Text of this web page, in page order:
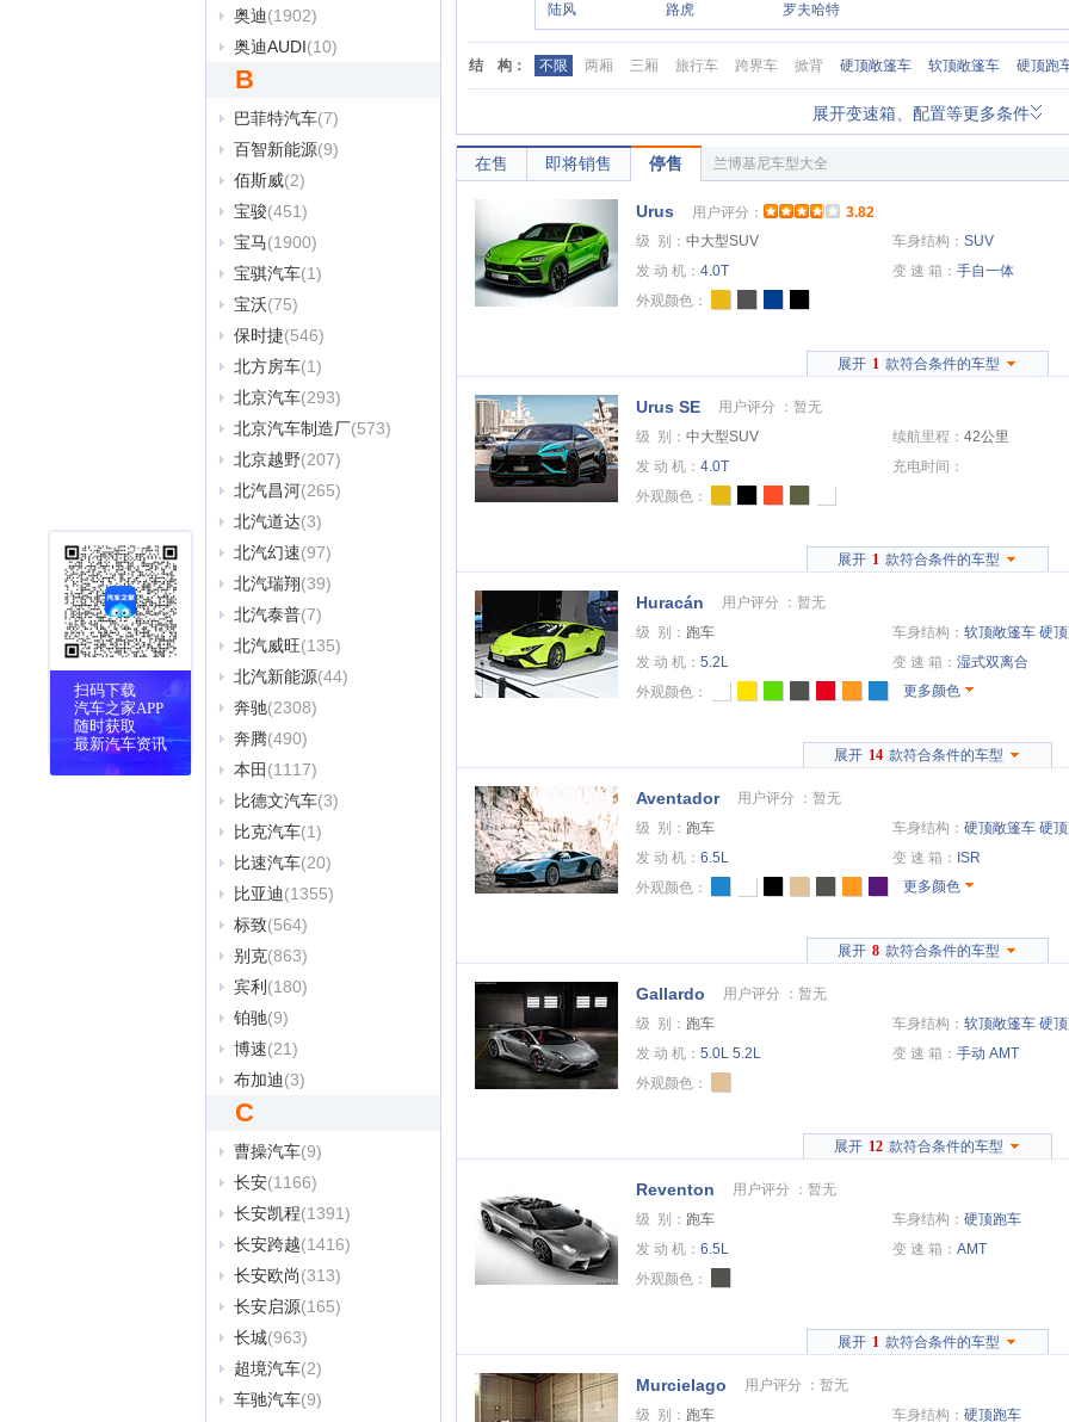
奥迪(1902)
奥迪AUDI(10)
B
巴菲特汽车(7)
百智新能源(9)
佰斯威(2)
宝骏(451)
宝马(1900)
宝骐汽车(1)
宝沃(75)
保时捷(546)
北方房车(1)
北京汽车(293)
北京汽车制造厂(573)
北京越野(207)
北汽昌河(265)
北汽道达(3)
北汽幻速(97)
北汽瑞翔(39)
北汽泰普(7)
北汽威旺(135)
北汽新能源(44)
奔驰(2308)
奔腾(490)
本田 (1117)
比德文汽车(3)
比克汽车(1)
比速汽车(20)
比亚迪(1355)
标致(564)
别克(863)
宾利 (180)
铂驰(9)
博速(21)
布加迪(3)
C
曹操汽车(9)
长安(1166)
长安凯程(1391)
长安跨越(1416)
长安欧尚(313)
长安启源(165)
长城(963)
超境汽车(2)
车驰汽车(9)
陆风
路虎 罗夫哈特
结 构： 不限 两厢 三厢 旅行车 跨界车 掀背 硬顶敞篷车 软顶敞篷车 硬顶跑
展开变速箱、配置等更多条件
在售 即将销售 停售 兰博基尼车型大全
Urus 用户评分：
3.82
级 别： 中大型SUV 车身结构： SUV
发 动 机： 4.0T 变 速 箱： 手自一体
外观颜色：
展开 1 款符合条件的车型
Urus SE 用户评分 ： 暂无
级 别： 中大型SUV 续航里程： 42公里
发 动 机： 4.0T
充电时间：
外观颜色：
展开 1 款符合条件的车型
Huracán 用户评分 ： 暂无
级 别： 跑车 车身结构： 软顶敞篷车 硬
发 动 机： 5.2L 变 速 箱： 湿式双离合
外观颜色：
更多颜色
展开 14 款符合条件的车型
Aventador 用户评分 ： 暂无
级 别： 跑车 车身结构： 硬顶敞篷车 硬
发 动 机： 6.5L 变 速 箱： ISR
外观颜色：
更多颜色
展开 8 款符合条件的车型
Gallardo 用户评分 ： 暂无
级 别： 跑车 车身结构： 软顶敞篷车 硬
发 动 机： 5.0L 5.2L 变 速 箱： 手动 AMT
外观颜色：
展开 12 款符合条件的车型
Reventon 用户评分 ： 暂无
级 别： 跑车 车身结构： 硬顶跑车
发 动 机： 6.5L 变 速 箱： AMT
外观颜色：
展开 1 款符合条件的车型
Murcielago 用户评分 ： 暂无
级 别： 跑车 车身结构： 硬顶跑车
扫码下载
汽车之家APP
随时获取
最新汽车资讯